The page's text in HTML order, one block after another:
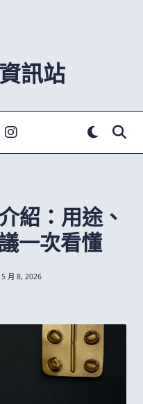
訊站
紹：用途、
一次看懂
5 月 8, 2026